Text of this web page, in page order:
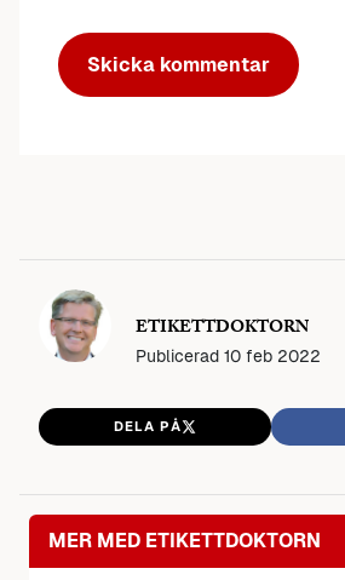
ETIKETTDOKTORN
Publicerad 10 feb 2022
DELA PÅ
MER MED ETIKETTDOKTORN